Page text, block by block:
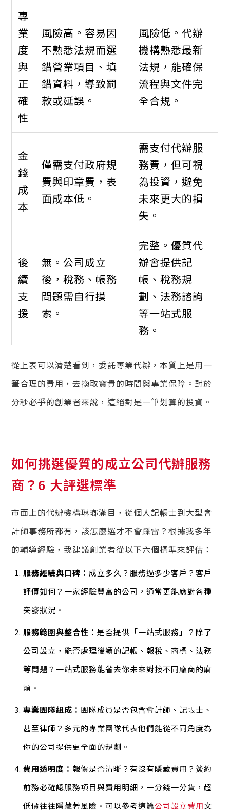
專
業
度
與
正
確
性
風險高。容易因
不熟悉法規而選
錯營業項目、填
錯資料，導致罰
款或延誤。
風險低。代辦
機構熟悉最新
法規，能確保
流程與文件完
全合規。
金
錢
成
本
僅需支付政府規
費與印章費，表
面成本低。
需支付代辦服
務費，但可視
為投資，避免
未來更大的損
失。
後
續
支
援
無。公司成立
後，稅務、帳務
問題需自行摸
索。
完整。優質代
辦會提供記
帳、稅務規
劃、法務諮詢
等一站式服
務。
從上表可以清楚看到，委託專業代辦，本質上是用一
筆合理的費用，去換取寶貴的時間與專業保障。對於
分秒必爭的創業者來說，這絕對是一筆划算的投資。
如何挑選優質的成立公司代辦服務
商？6 大評選標準
市面上的代辦機構琳瑯滿目，從個人記帳士到大型會
計師事務所都有，該怎麼選才不會踩雷？根據我多年
的輔導經驗，我建議創業者從以下六個標準來評估：
服務經驗與口碑： 成立多久？服務過多少客戶？客戶
評價如何？一家經驗豐富的公司，通常更能應對各種
突發狀況。
服務範圍與整合性：是否提供「一站式服務」？除了
公司設立，能否處理後續的記帳、報稅、商標、法務
等問題？一站式服務能省去你未來對接不同廠商的麻
煩。
專業團隊組成： 團隊成員是否包含會計師、記帳士、
甚至律師？多元的專業團隊代表他們能從不同角度為
你的公司提供更全面的規劃。
費用透明度： 報價是否清晰？有沒有隱藏費用？簽約
前務必確認服務項目與費用明細，一分錢一分貨，超
低價往往隱藏著風險。可以參考這篇公司設立費用文